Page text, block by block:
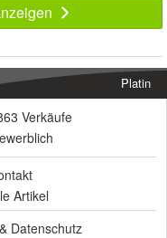
Platin
Verkäufe
Artikel
& Datenschutz